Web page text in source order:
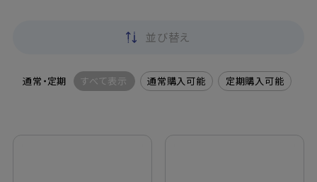
PRODUCTS/ 商品を探す
並び替え
通常・定期 すべて表示 通常購入可能 定期購入可能